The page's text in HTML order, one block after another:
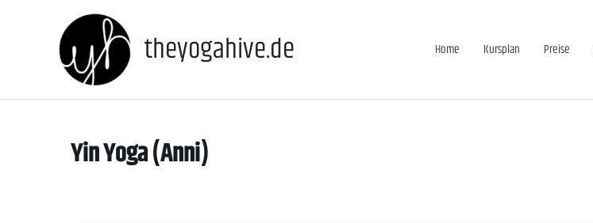
theyogahive.de Home Kursplan Preise
Yin Yoga (Anni)